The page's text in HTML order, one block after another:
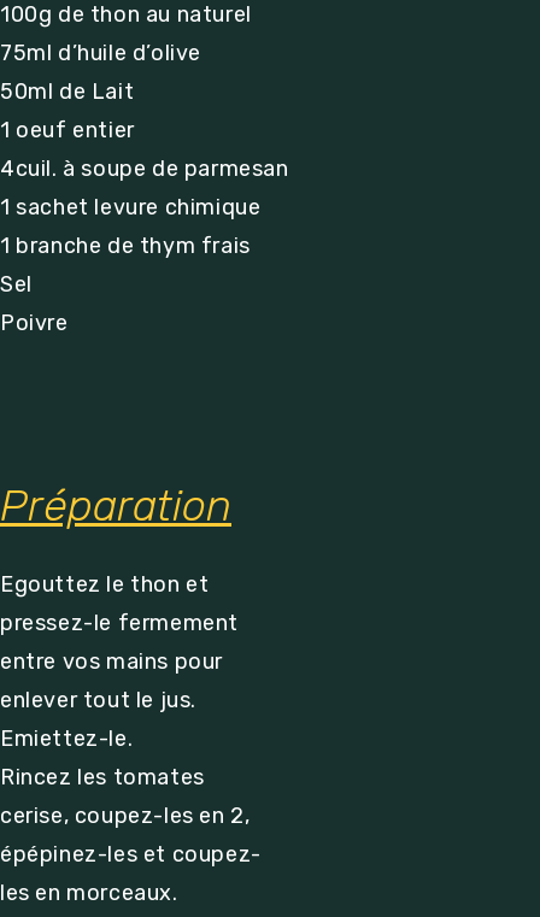
100g de thon au naturel
75ml d’huile d’olive
50ml de Lait
1 oeuf entier
4cuil. à soupe de parmesan
1 sachet levure chimique
1 branche de thym frais
Sel
Poivre
Préparation
Egouttez le thon et
pressez-le fermement
entre vos mains pour
enlever tout le jus.
Emiettez-le.
Rincez les tomates
cerise, coupez-les en 2,
épépinez-les et coupez-
les en morceaux.